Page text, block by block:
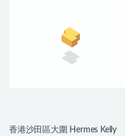
香港沙田區大圍 Hermes Kelly